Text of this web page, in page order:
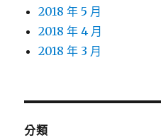
2018 年 5 月
2018 年 4 月
2018 年 3 月
分類